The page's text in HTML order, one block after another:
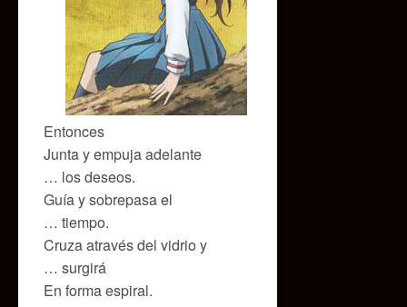
Entonces
Junta y empuja adelante
… los deseos.
Guía y sobrepasa el
… tiempo.
Cruza através del vidrio y
… surgirá
En forma espiral.